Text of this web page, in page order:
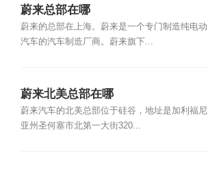
蔚来总部在哪
蔚来的总部在上海。蔚来是一个专门制造纯电动
汽车的汽车制造厂商。蔚来旗下...
蔚来北美总部在哪
蔚来汽车的北美总部位于硅谷，地址是加利福尼
亚州圣何塞市北第一大街320...